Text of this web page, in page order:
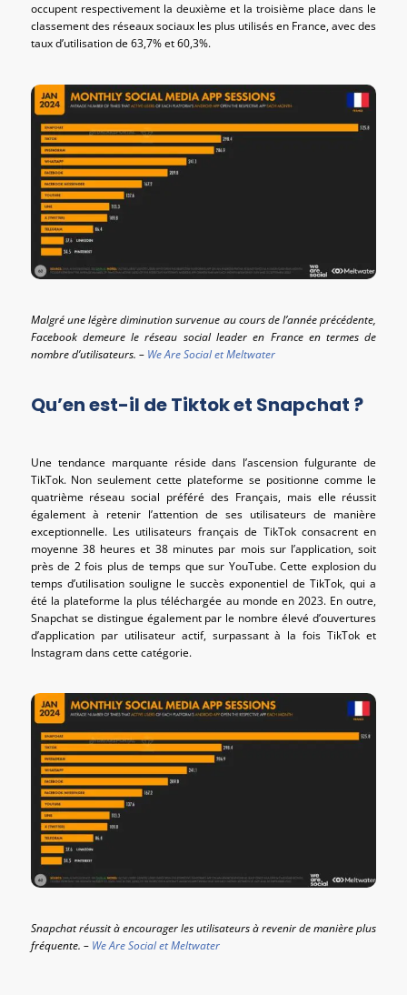
occupent respectivement la deuxième et la troisième place dans le
classement des réseaux sociaux les plus utilisés en France, avec des
taux d’utilisation de 63,7% et 60,3%.
Malgré une légère diminution survenue au cours de l’année précédente,
Facebook demeure le réseau social leader en France en termes de
nombre d’utilisateurs. – We Are Social et Meltwater
Qu’en est-il de Tiktok et Snapchat ?
Une tendance marquante réside dans l’ascension fulgurante de
TikTok. Non seulement cette plateforme se positionne comme le
quatrième réseau social préféré des Français, mais elle réussit
également à retenir l’attention de ses utilisateurs de manière
exceptionnelle. Les utilisateurs français de TikTok consacrent en
moyenne 38 heures et 38 minutes par mois sur l’application, soit
près de 2 fois plus de temps que sur YouTube. Cette explosion du
temps d’utilisation souligne le succès exponentiel de TikTok, qui a
été la plateforme la plus téléchargée au monde en 2023. En outre,
Snapchat se distingue également par le nombre élevé d’ouvertures
d’application par utilisateur actif, surpassant à la fois TikTok et
Instagram dans cette catégorie.
Snapchat réussit à encourager les utilisateurs à revenir de manière plus
fréquente. – We Are Social et Meltwater